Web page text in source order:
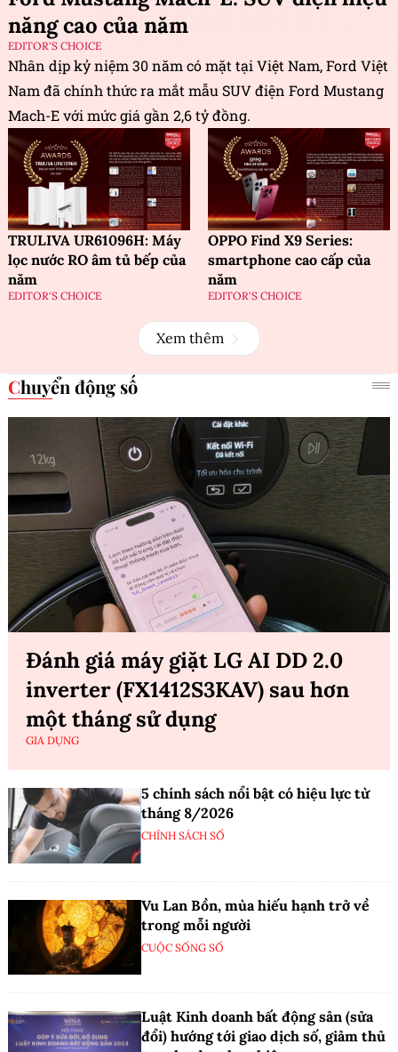
năng cao của năm
EDITOR'S CHOICE
Nhân dịp kỷ niệm 30 năm có mặt tại Việt Nam, Ford Việt
Nam đã chính thức ra mắt mẫu SUV điện Ford Mustang
Mach-E với mức giá gần 2,6 tỷ đồng.
TRULIVA UR61096H: Máy
lọc nước RO âm tủ bếp của
năm
EDITOR'S CHOICE
OPPO Find X9 Series:
smartphone cao cấp của
năm
EDITOR'S CHOICE
Xem thêm
Chuyển động số
Đánh giá máy giặt LG AI DD 2.0
inverter (FX1412S3KAV) sau hơn
một tháng sử dụng
GIA DỤNG
5 chính sách nổi bật có hiệu lực từ
tháng 8/2026
CHÍNH SÁCH SỐ
Vu Lan Bồn, mùa hiếu hạnh trở về
trong mỗi người
CUỘC SỐNG SỐ
Luật Kinh doanh bất động sản (sửa
đổi) hướng tới giao dịch số, giảm thủ